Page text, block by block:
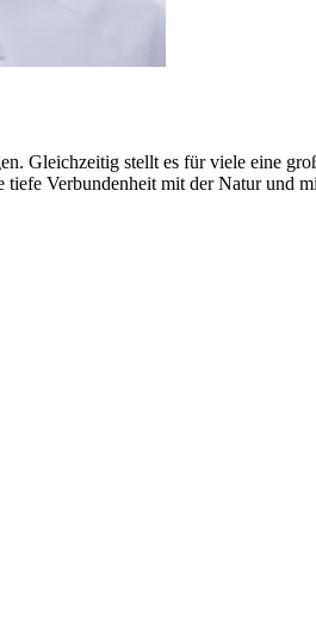
Gleichzeitig stellt es für viele eine
Verbundenheit mit der Natur und